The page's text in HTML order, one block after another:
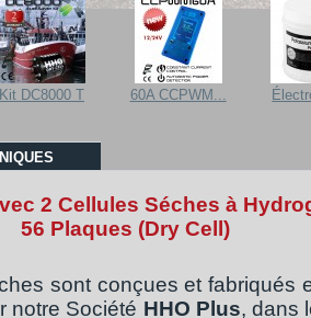
Kit DC8000 T 60A CCPWM...
2 Cellules Séches à
56 Plaques (Dry Cell)
sont conçues et fabriqués
notre Société HHO Plus, dans